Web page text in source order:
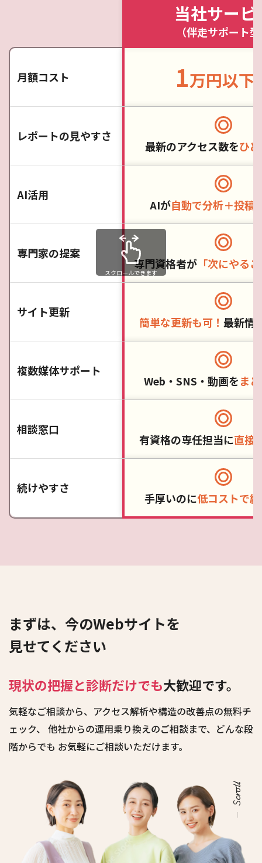
Scroll
当社サービ
（伴走サポート
月額コスト 1万円以下
レポートの見やすさ
最新のアクセス数をひ
AI活用
AIが自動で分析＋投稿
専門家の提案
専門資格者が「次にやる
サイト更新
簡単な更新も可！最新情
複数媒体サポート
Web・SNS・動画をま
相談窓口
有資格の専任担当に直接
続けやすさ
手厚いのに低コストで
スクロールできます
まずは、今のWebサイトを
見せてください
現状の把握と診断だけでも大歓迎です。
気軽なご相談から、アクセス解析や構造の改善点の無料チ
ェック、
他社からの運用乗り換えのご相談まで、どんな段
階からでも お気軽にご相談いただけます。